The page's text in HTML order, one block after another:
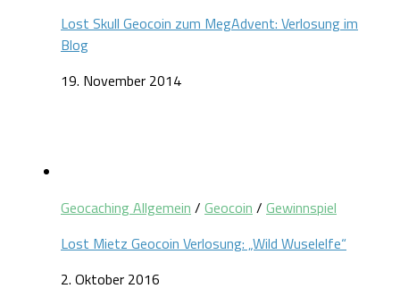
Lost Skull Geocoin zum MegAdvent: Verlosung im
Blog
19. November 2014
Geocaching Allgemein / Geocoin / Gewinnspiel
Lost Mietz Geocoin Verlosung: „Wild Wuselelfe“
2. Oktober 2016